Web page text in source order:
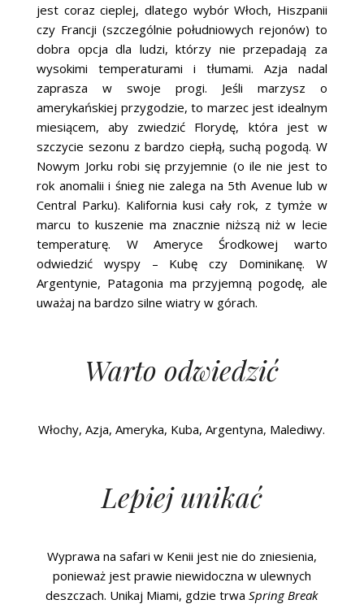
jest coraz cieplej, dlatego wybór Włoch, Hiszpanii
czy Francji (szczególnie południowych rejonów) to
dobra opcja dla ludzi, którzy nie przepadają za
wysokimi temperaturami i tłumami. Azja nadal
zaprasza w swoje progi. Jeśli marzysz o
amerykańskiej przygodzie, to marzec jest idealnym
miesiącem, aby zwiedzić Florydę, która jest w
szczycie sezonu z bardzo ciepłą, suchą pogodą. W
Nowym Jorku robi się przyjemnie (o ile nie jest to
rok anomalii i śnieg nie zalega na 5th Avenue lub w
Central Parku). Kalifornia kusi cały rok, z tymże w
marcu to kuszenie ma znacznie niższą niż w lecie
temperaturę. W Ameryce Środkowej warto
odwiedzić wyspy – Kubę czy Dominikanę. W
Argentynie, Patagonia ma przyjemną pogodę, ale
uważaj na bardzo silne wiatry w górach.
Warto odwiedzić
Włochy, Azja, Ameryka, Kuba, Argentyna, Malediwy.
Lepiej unikać
Wyprawa na safari w Kenii jest nie do zniesienia,
ponieważ jest prawie niewidoczna w ulewnych
deszczach. Unikaj Miami, gdzie trwa Spring Break